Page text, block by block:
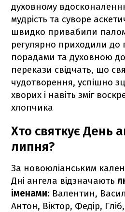
духовному
мудрість та суворе
швидко привабили
регулярно приходили до
порадами та духовною
перекази свідчать, що
чудотворення, успішно
хворих і навіть зміг
хлопчика
Хто святкує День
липня?
За новоюліанським
Дні ангела відзначають
іменами: Валентин,
Антон, Віктор, Федір,